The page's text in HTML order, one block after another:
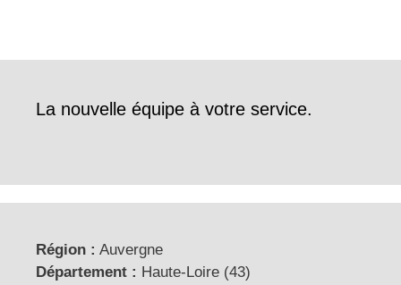
La nouvelle équipe à votre service.
Région : Auvergne
Département : Haute-Loire (43)